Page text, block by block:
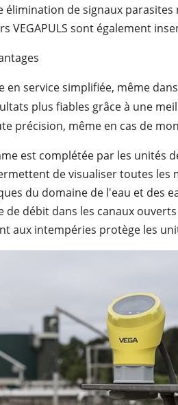
élimination de signaux
VEGAPULS sont également
en service simplifiée, même
plus fiables grâce à une
précision, même en cas de
est complétée par les unités
de visualiser toutes les
du domaine de l'eau et des
de débit dans les canaux
aux intempéries protège les